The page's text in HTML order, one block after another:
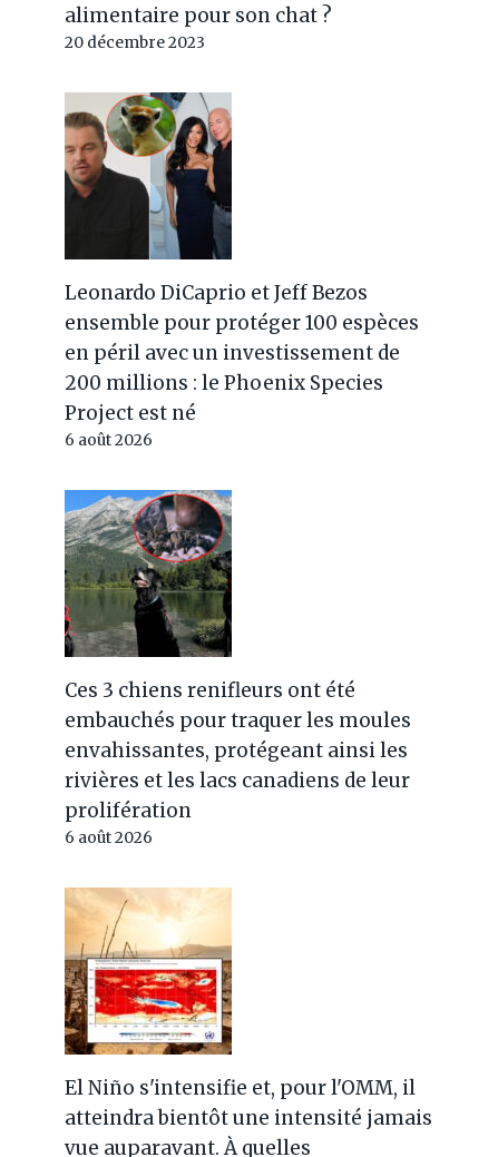
alimentaire pour son chat ?
20 décembre 2023
Leonardo DiCaprio et Jeff Bezos
ensemble pour protéger 100 espèces
en péril avec un investissement de
200 millions : le Phoenix Species
Project est né
6 août 2026
Ces 3 chiens renifleurs ont été
embauchés pour traquer les moules
envahissantes, protégeant ainsi les
rivières et les lacs canadiens de leur
prolifération
6 août 2026
El Niño s'intensifie et, pour l'OMM, il
atteindra bientôt une intensité jamais
vue auparavant. À quelles